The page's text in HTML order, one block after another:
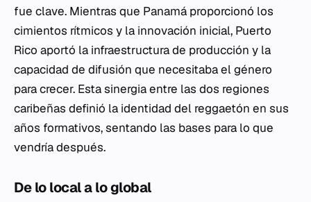
fue clave. Mientras que Panamá proporcionó los
cimientos rítmicos y la innovación inicial, Puerto
Rico aportó la infraestructura de producción y la
capacidad de difusión que necesitaba el género
para crecer. Esta sinergia entre las dos regiones
caribeñas definió la identidad del reggaetón en sus
años formativos, sentando las bases para lo que
vendría después.
De lo local a lo global